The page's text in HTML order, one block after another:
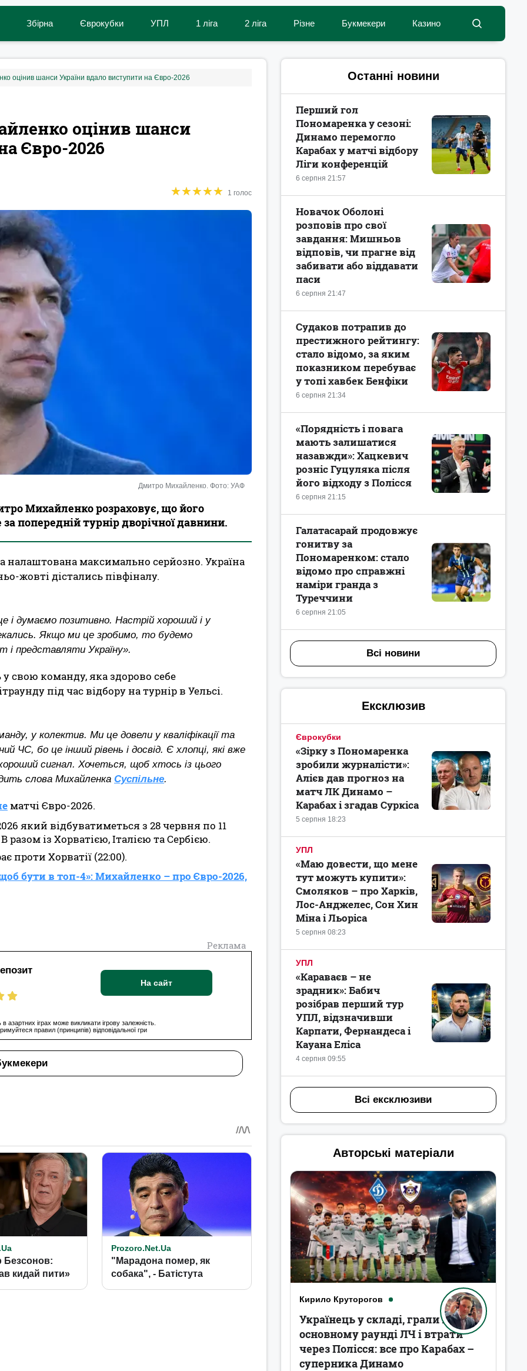
Збірна Єврокубки УПЛ 1 ліга 2 ліга Різне Букмекери Казино
оцінив шанси України вдало виступити на Євро-2026
оцінив шанси
Євро-2026
★★★★★
★★★★★ 1 голос
Дмитро Михайленко. Фото: УАФ
Михайленко розраховує, що його
попередній турнір дворічної давнини.
максимально серйозно. Україна
жовті дістались півфіналу.
і думаємо позитивно. Настрій хороший і у
Якщо ми це зробимо, то будемо
представляти Україну».
свою команду, яка здорово себе
під час відбору на турнір в Уельсі.
у колектив. Ми це довели у кваліфікації та
ЧС, бо це інший рівень і досвід. Є хлопці, які вже
сигнал. Хочеться, щоб хтось із цього
слова Михайленка Суспільне.
матчі Євро-2026.
який відбуватиметься з 28 червня по 11
із Хорватією, Італією та Сербією.
проти Хорватії (22:00).
бути в топ-4»: Михайленко – про Євро-2026,
Реклама
На сайт
в азартних іграх може викликати ігрову залежність.
правил (принципів) відповідальної гри
Останні новини
6 серпня 21:57
Перший гол
Пономаренка у сезоні:
Динамо перемогло
Карабах у матчі відбору
Ліги конференцій
6 серпня 21:47
Новачок Оболоні
розповів про свої
завдання: Мишньов
відповів, чи прагне від
забивати або віддавати
паси
6 серпня 21:34
Судаков потрапив до
престижного рейтингу:
стало відомо, за яким
показником перебуває
у топі хавбек Бенфіки
6 серпня 21:15
«Порядність і повага
мають залишатися
назавжди»: Хацкевич
розніс Гуцуляка після
його відходу з Полісся
6 серпня 21:05
Галатасарай продовжує
гонитву за
Пономаренком: стало
відомо про справжні
наміри гранда з
Туреччини
Всі новини
Ексклюзив
Єврокубки
5 серпня 18:23
«Зірку з Пономаренка
зробили журналісти»:
Алієв дав прогноз на
матч ЛК Динамо –
Карабах і згадав Суркіса
УПЛ
5 серпня 08:23
«Маю довести, що мене
тут можуть купити»:
Смоляков – про Харків,
Лос-Анджелес, Сон Хин
Міна і Льоріса
УПЛ
4 серпня 09:55
«Караваєв – не
зрадник»: Бабич
розібрав перший тур
УПЛ, відзначивши
Карпати, Фернандеса і
Кауана Еліса
Всі ексклюзиви
Авторські матеріали
Кирило Круторогов
Українець у складі, грали в
основному раунді ЛЧ і втрати
через Полісся: все про Карабах –
суперника Динамо